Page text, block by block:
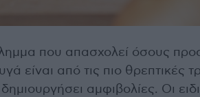
που απασχολεί όσους
είναι από τις πιο θρεπτικές
αμφιβολίες. Οι